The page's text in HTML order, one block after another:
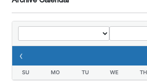
২ সপ্তাহ আগে
গুরুদাসপুরে
বিতর্ক
নেতাকে
‹
SU MO TU WE TH